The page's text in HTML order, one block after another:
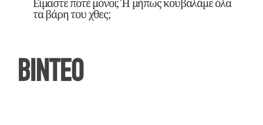
Είμαστε ποτέ μόνοι; Ή μήπως κουβαλάμε όλα
τα βάρη του χθες;
ΒΙΝΤΕΟ